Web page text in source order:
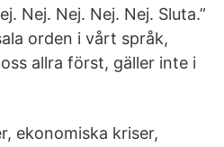
Nej. Nej. Nej. Nej. Sluta.”
orden i vårt språk,
allra först, gäller inte i
ekonomiska kriser,